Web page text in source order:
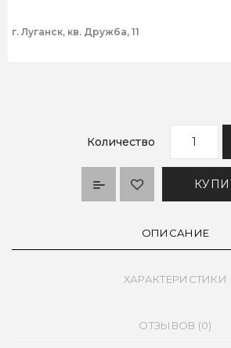
г. Луганск, кв. Дружба, 11
Количество
ОПИСАНИЕ
ХАРАКТЕРИСТИКИ
ОТЗЫВОВ (0)